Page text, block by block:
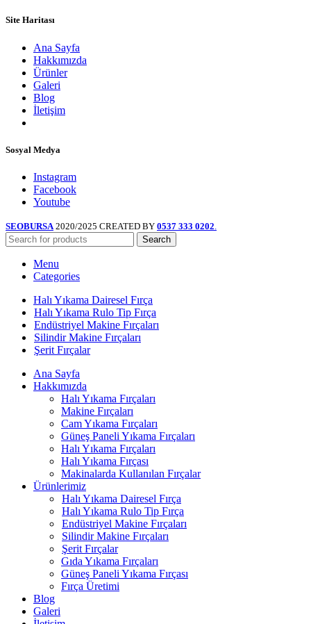
Site Haritası
Ana Sayfa
Hakkımızda
Ürünler
Galeri
Blog
İletişim
Sosyal Medya
Instagram
Facebook
Youtube
SEOBURSA 2020/2025 CREATED BY 0537 333 0202
Search
Menu
Categories
Halı Yıkama Dairesel Fırça
Halı Yıkama Rulo Tip Fırça
Endüstriyel Makine Fırçaları
Silindir Makine Fırçaları
Şerit Fırçalar
Ana Sayfa
Hakkımızda
Halı Yıkama Fırçaları
Makine Fırçaları
Cam Yıkama Fırçaları
Güneş Paneli Yıkama Fırçaları
Halı Yıkama Fırçaları
Halı Yıkama Fırçası
Makinalarda Kullanılan Fırçalar
Ürünlerimiz
Halı Yıkama Dairesel Fırça
Halı Yıkama Rulo Tip Fırça
Endüstriyel Makine Fırçaları
Silindir Makine Fırçaları
Şerit Fırçalar
Gıda Yıkama Fırçaları
Güneş Paneli Yıkama Fırçası
Fırça Üretimi
Blog
Galeri